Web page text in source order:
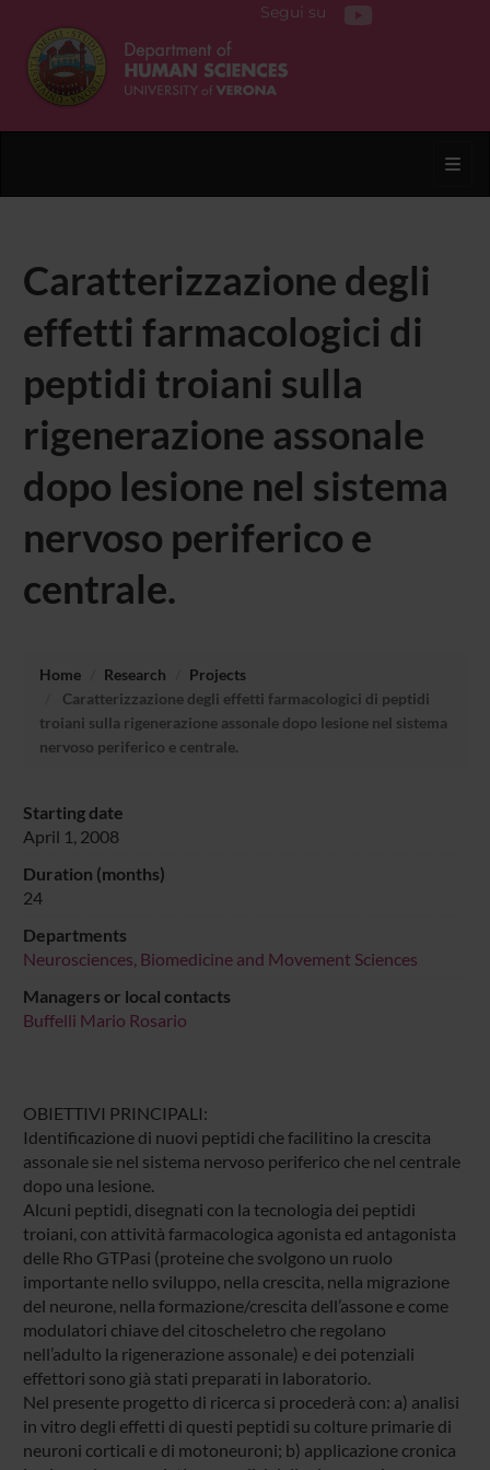
Segui su
Caratterizzazione degli
effetti farmacologici di
peptidi troiani sulla
rigenerazione assonale
dopo lesione nel sistema
nervoso periferico e
centrale.
Home Research
Projects
Caratterizzazione degli effetti farmacologici di peptidi
troiani sulla rigenerazione assonale dopo lesione nel sistema
nervoso periferico e centrale.
Starting date
April 1, 2008
Duration (months)
24
Departments
Neurosciences, Biomedicine and Movement Sciences
Managers or local contacts
Buffelli Mario Rosario
OBIETTIVI PRINCIPALI:
Identificazione di nuovi peptidi che facilitino la crescita
assonale sie nel sistema nervoso periferico che nel centrale
dopo una lesione.
Alcuni peptidi, disegnati con la tecnologia dei peptidi
troiani, con attività farmacologica agonista ed antagonista
delle Rho GTPasi (proteine che svolgono un ruolo
importante nello sviluppo, nella crescita, nella migrazione
del neurone, nella formazione/crescita dell’assone e come
modulatori chiave del citoscheletro che regolano
nell’adulto la rigenerazione assonale) e dei potenziali
effettori sono già stati preparati in laboratorio.
Nel presente progetto di ricerca si procederà con: a) analisi
in vitro degli effetti di questi peptidi su colture primarie di
neuroni corticali e di motoneuroni; b) applicazione cronica